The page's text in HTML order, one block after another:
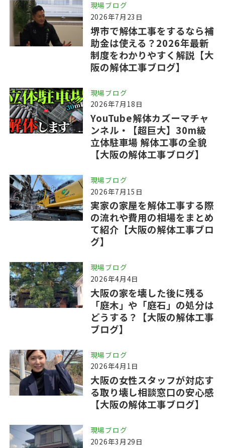
現場ブログ
2026年7月23日
堺市で解体工事をするなら補
助金は使える？2026年最新
制度をわかりやすく解説【大
阪の解体工事ブログ】
現場ブログ
2026年7月18日
YouTube解体カズーマチャ
ンネル・【超巨大】30m級
立体駐車場 解体工事の全貌
【大阪の解体工事ブログ】
現場ブログ
2026年7月15日
実家の家屋を解体工事する際
の流れや費用の相場をまとめ
て紹介【大阪の解体工事ブロ
グ】
現場ブログ
2026年4月4日
大阪の家を壊した後に残る
「庭木」や「庭石」の処分は
どうする？【大阪の解体工事
ブログ】
現場ブログ
2026年4月1日
大阪の女性スタッフが対応す
る取り壊し相談窓口の安心感
【大阪の解体工事ブログ】
現場ブログ
2026年3月29日